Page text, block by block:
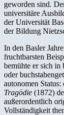
geworden sind.
universitäre
der Universität
der Bildung
In den Basler
fruchtbarsten
bemühte er sich in
oder
autonomen
Tragödie (1872)
außerordentlich
Vollständigkeit